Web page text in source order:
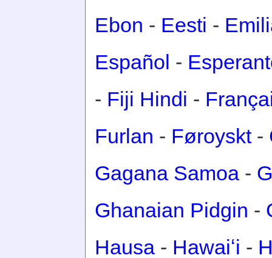
Ebon - Eesti -
Español -
- Fiji Hindi -
Furlan - Føroyskt-
Gagana Samoa -
Ghanaian Pidgin -
Hausa - Hawaiʻi -